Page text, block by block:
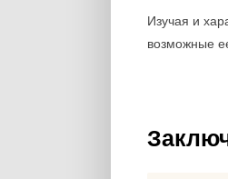
Изучая и
возможные